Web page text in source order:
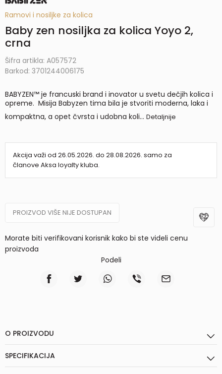
Ramovi i nosiljke za kolica
Baby zen nosiljka za kolica Yoyo 2,
crna
Šifra artikla: A057572
Barkod: 3701244006175
BABYZEN™ je francuski brand i inovator u svetu dečjih kolica i
opreme. Misija Babyzen tima bila je stvoriti moderna, laka i
kompaktna, a opet čvrsta i udobna koli... Detaljnije
Akcija važi od 26.05.2026. do 28.08.2026. samo za
članove Aksa loyalty kluba.
PROIZVOD VIŠE NIJE DOSTUPAN
Morate biti verifikovani korisnik kako bi ste videli cenu
proizvoda
Podeli
O PROIZVODU
SPECIFIKACIJA